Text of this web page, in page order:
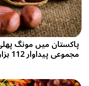
مجموعی پیداوار 112 ہزار ٹن تک پہنچ گئی